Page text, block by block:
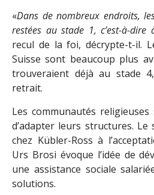
«Dans de nombreux endroits,
restées au stade 1, c’est-à-
recul de la foi, décrypte-t-il.
Suisse sont beaucoup plus
trouveraient déjà au stade
retrait.
Les communautés
d’adapter leurs structures.
chez Kübler-Ross à
Urs Brosi évoque l’idée de
une assistance sociale
solutions.